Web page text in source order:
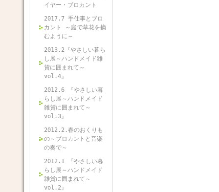
イヤー・ブロカント
2017.7 手仕事とブロ
カント ～庭で草花を摘
むように～
2013.2『やさしい暮ら
し展～ハンドメイド雑
貨に囲まれて～
vol.4』
2012.6 『やさしい暮
らし展～ハンドメイド
雑貨に囲まれて～
vol.3』
2012.2.春のおくりも
の～ブロカントと音楽
の奏で～
2012.1 『やさしい暮
らし展～ハンドメイド
雑貨に囲まれて～
vol.2』